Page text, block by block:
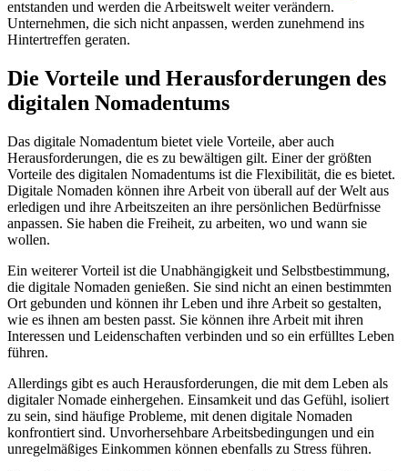
entstanden und werden die Arbeitswelt weiter verändern.
Unternehmen, die sich nicht anpassen, werden zunehmend ins
Hintertreffen geraten.
Die Vorteile und Herausforderungen des
digitalen Nomadentums
Das digitale Nomadentum bietet viele Vorteile, aber auch
Herausforderungen, die es zu bewältigen gilt. Einer der größten
Vorteile des digitalen Nomadentums ist die Flexibilität, die es bietet.
Digitale Nomaden können ihre Arbeit von überall auf der Welt aus
erledigen und ihre Arbeitszeiten an ihre persönlichen Bedürfnisse
anpassen. Sie haben die Freiheit, zu arbeiten, wo und wann sie
wollen.
Ein weiterer Vorteil ist die Unabhängigkeit und Selbstbestimmung,
die digitale Nomaden genießen. Sie sind nicht an einen bestimmten
Ort gebunden und können ihr Leben und ihre Arbeit so gestalten,
wie es ihnen am besten passt. Sie können ihre Arbeit mit ihren
Interessen und Leidenschaften verbinden und so ein erfülltes Leben
führen.
Allerdings gibt es auch Herausforderungen, die mit dem Leben als
digitaler Nomade einhergehen. Einsamkeit und das Gefühl, isoliert
zu sein, sind häufige Probleme, mit denen digitale Nomaden
konfrontiert sind. Unvorhersehbare Arbeitsbedingungen und ein
unregelmäßiges Einkommen können ebenfalls zu Stress führen.